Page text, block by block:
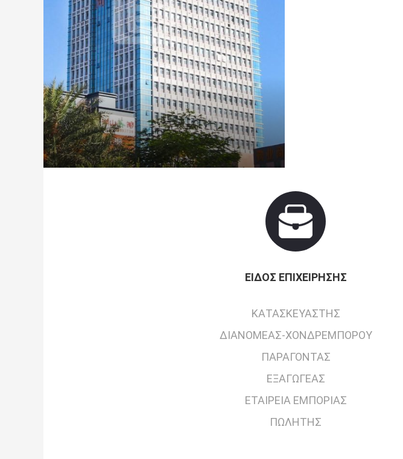
ΕΊΔΟΣ ΕΠΙΧΕΊΡΗΣΗΣ
ΚΑΤΑΣΚΕΥΑΣΤΉΣ
ΔΙΑΝΟΜΈΑΣ-ΧΟΝΔΡΕΜΠΌΡΟΥ
ΠΑΡΆΓΟΝΤΑΣ
ΕΞΑΓΩΓΈΑΣ
ΕΤΑΙΡΕΊΑ ΕΜΠΟΡΊΑΣ
ΠΩΛΗΤΉΣ